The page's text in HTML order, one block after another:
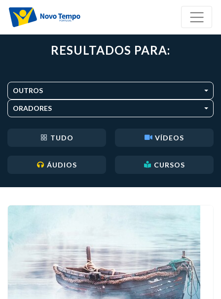
RESULTADOS PARA:
OUTROS
ORADORES
TUDO VÍDEOS
ÁUDIOS CURSOS